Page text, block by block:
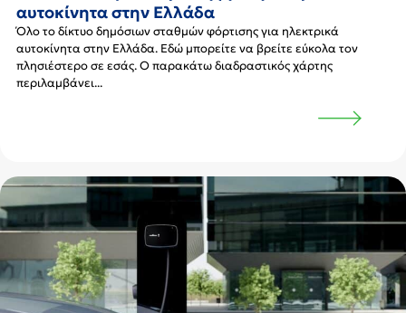
αυτοκίνητα στην Ελλάδα
Όλο το δίκτυο δημόσιων σταθμών φόρτισης για ηλεκτρικά
αυτοκίνητα στην Ελλάδα. Εδώ μπορείτε να βρείτε εύκολα τον
πλησιέστερο σε εσάς. Ο παρακάτω διαδραστικός χάρτης
περιλαμβάνει...